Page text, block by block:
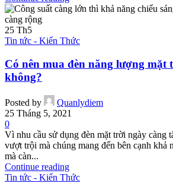
25 Th5
Tin tức - Kiến Thức
Có nên mua đèn năng lượng mặt
không?
Posted by
Quanlydiem
25 Tháng 5, 2021
0
Vì nhu cầu sử dụng đèn mặt trời ngày càng
vượt trội mà chúng mang đến bên cạnh khả
mà càn...
Continue reading
Tin tức - Kiến Thức